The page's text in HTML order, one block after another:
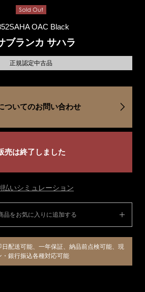
OAC Black
ブランカ サハラ
正規認定中古品
ついてのお問い合わせ
売は終了しました
払いシミュレーション
品をお気に入りに追加する
配送可能、一年保証、納品前点検可能、現
銀行振込各種対応可能